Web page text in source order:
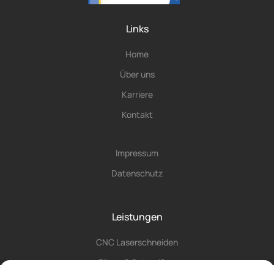
Links
Home
Über uns
Karriere
Kontakt
Impressum
Datenschutz
Leistungen
CNC Laserschneiden
Fügen & Schweißen